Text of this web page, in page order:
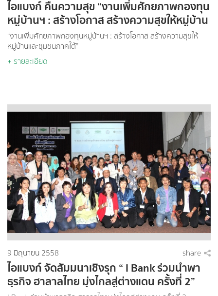
ไอแบงก์ คืนความสุข “งานเพิ่มศักยภาพกองทุน
หมู่บ้านฯ : สร้างโอกาส สร้างความสุขให้หมู่บ้าน
และชุมชนภาคใต้”
“งานเพิ่มศักยภาพกองทุนหมู่บ้านฯ : สร้างโอกาส สร้างความสุขให้
หมู่บ้านและชุมชนภาคใต้”
+ รายละเอียด
9 มิถุนายน 2558 share
ไอแบงก์ จัดสัมมนาเชิงรุก “ I Bank ร่วมนำพา
ธุรกิจ ฮาลาลไทย มุ่งไกลสู่ต่างแดน ครั้งที่ 2”